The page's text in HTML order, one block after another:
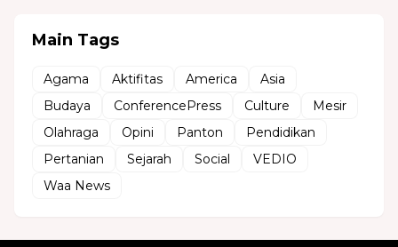
Main Tags
Agama Aktifitas America
Asia
Budaya
ConferencePress Culture
Mesir
Olahraga
Opini Panton
Pendidikan
Pertanian
Sejarah Social
VEDIO
Waa News